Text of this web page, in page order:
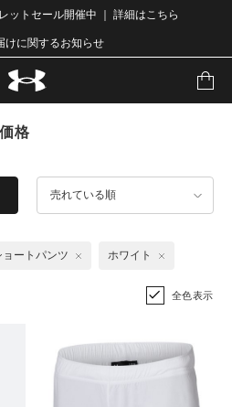
ットセール開催中 ｜ 詳細はこちら
けに関するお知らせ
格
売れている順
ョートパンツ ホワイト
全色表示